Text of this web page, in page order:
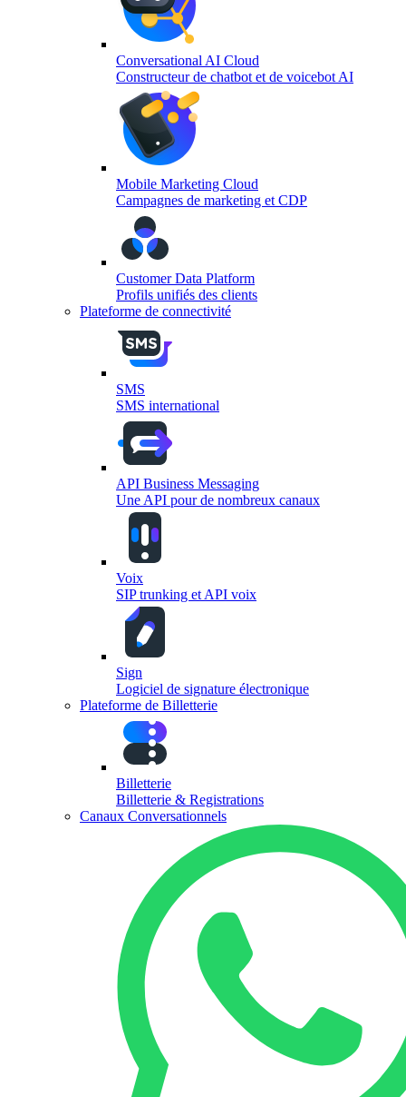
Conversational AI Cloud
Constructeur de chatbot et de voicebot AI
Mobile Marketing Cloud
Campagnes de marketing et CDP
Customer Data Platform
Profils unifiés des clients
Plateforme de connectivité
SMS
SMS international
API Business Messaging
Une API pour de nombreux canaux
Voix
SIP trunking et API voix
Sign
Logiciel de signature électronique
Plateforme de Billetterie
Billetterie
Billetterie & Registrations
Canaux Conversationnels